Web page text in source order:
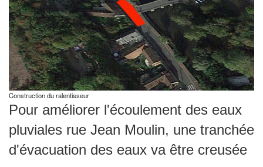
Construction du ralentisseur
Pour améliorer l'écoulement des eaux
pluviales rue Jean Moulin, une tranchée
d'évacuation des eaux va être creusée